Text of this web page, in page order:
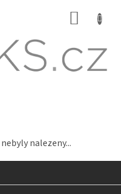
nebyly nalezeny...